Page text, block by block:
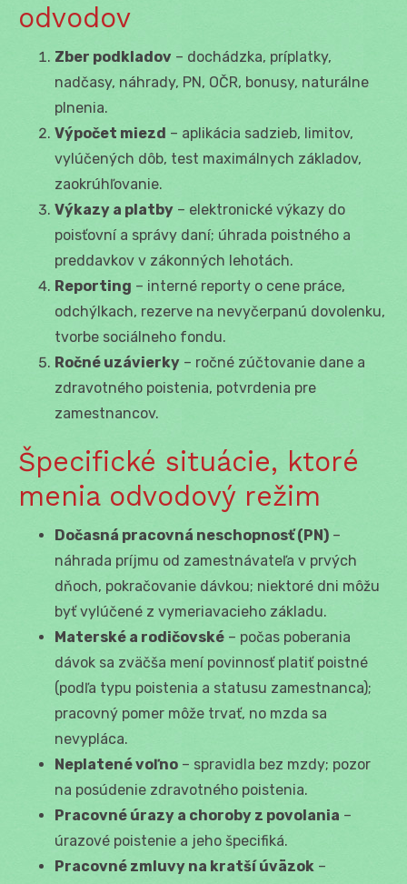
odvodov
Zber podkladov – dochádzka, príplatky,
nadčasy, náhrady, PN, OČR, bonusy, naturálne
plnenia.
Výpočet miezd – aplikácia sadzieb, limitov,
vylúčených dôb, test maximálnych základov,
zaokrúhľovanie.
Výkazy a platby – elektronické výkazy do
poisťovní a správy daní; úhrada poistného a
preddavkov v zákonných lehotách.
Reporting – interné reporty o cene práce,
odchýlkach, rezerve na nevyčerpanú dovolenku,
tvorbe sociálneho fondu.
Ročné uzávierky – ročné zúčtovanie dane a
zdravotného poistenia, potvrdenia pre
zamestnancov.
Špecifické situácie, ktoré
menia odvodový režim
Dočasná pracovná neschopnosť (PN) –
náhrada príjmu od zamestnávateľa v prvých
dňoch, pokračovanie dávkou; niektoré dni môžu
byť vylúčené z vymeriavacieho základu.
Materské a rodičovské – počas poberania
dávok sa zväčša mení povinnosť platiť poistné
(podľa typu poistenia a statusu zamestnanca);
pracovný pomer môže trvať, no mzda sa
nevypláca.
Neplatené voľno – spravidla bez mzdy; pozor
na posúdenie zdravotného poistenia.
Pracovné úrazy a choroby z povolania –
úrazové poistenie a jeho špecifiká.
Pracovné zmluvy na kratší úväzok –